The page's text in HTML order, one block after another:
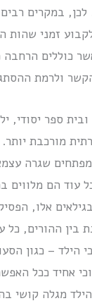
לכן, במקרים
זמני שהות
כוללים
ולרמת
ספר יסודי,
מורכבת
שגרה
עוד הם מלווים
אלו,
בין ההורים, כל
הילד – כגון
אחיד ככל
מגלה קושי